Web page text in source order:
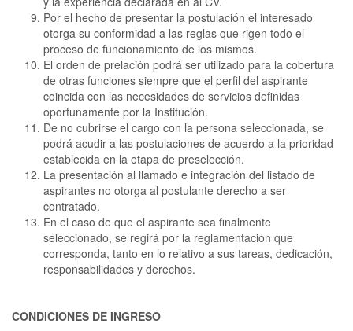
Por el hecho de presentar la postulación el interesado
otorga su conformidad a las reglas que rigen todo el
proceso de funcionamiento de los mismos.
El orden de prelación podrá ser utilizado para la cobertura
de otras funciones siempre que el perfil del aspirante
coincida con las necesidades de servicios definidas
oportunamente por la Institución.
De no cubrirse el cargo con la persona seleccionada, se
podrá acudir a las postulaciones de acuerdo a la prioridad
establecida en la etapa de preselección.
La presentación al llamado e integración del listado de
aspirantes no otorga al postulante derecho a ser
contratado.
En el caso de que el aspirante sea finalmente
seleccionado, se regirá por la reglamentación que
corresponda, tanto en lo relativo a sus tareas, dedicación,
responsabilidades y derechos.
CONDICIONES DE INGRESO